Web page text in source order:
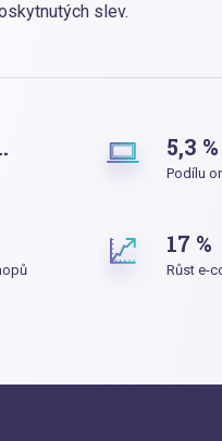
slev.
5,3 %
Podílu
17 %
Růst e-